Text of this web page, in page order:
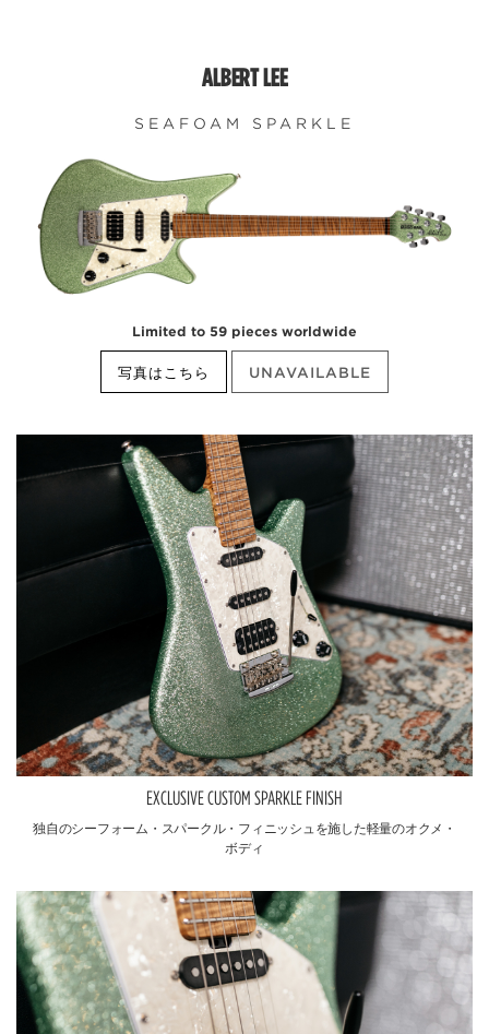
ALBERT LEE
SEAFOAM SPARKLE
Limited to 59 pieces worldwide
写真はこちら UNAVAILABLE
EXCLUSIVE CUSTOM SPARKLE FINISH
独自のシーフォーム・スパークル・フィニッシュを施した軽量のオクメ・
ボディ